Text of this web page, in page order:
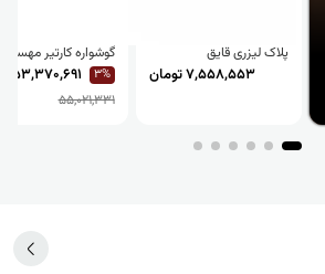
پلاک لیزری قایق
7,558,553 تومان
گوشواره کارتیر مهسا
3% 53,370,691 تومان
55,021,331